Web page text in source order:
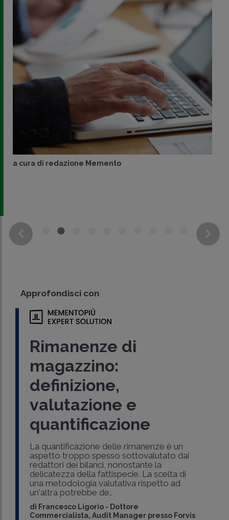
a cura di redazione Memento
Approfondisci con
Rimanenze di
magazzino:
definizione,
valutazione e
quantificazione
La quantificazione delle rimanenze è un
aspetto troppo spesso sottovalutato dai
redattori dei bilanci, nonostante la
delicatezza della fattispecie. La scelta di
una metodologia valutativa rispetto ad
un'altra potrebbe de..
di Francesco Ligorio - Dottore
Commercialista, Audit Manager presso Forvis